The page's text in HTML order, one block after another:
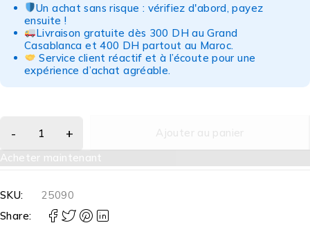
Un achat sans risque : vérifiez d'abord, payez
ensuite !
Livraison gratuite dès 300 DH au Grand
Casablanca et 400 DH partout au Maroc.
Service client réactif et à l’écoute pour une
expérience d’achat agréable.
Ajouter au panier
Acheter maintenant
SKU:
25090
Share: